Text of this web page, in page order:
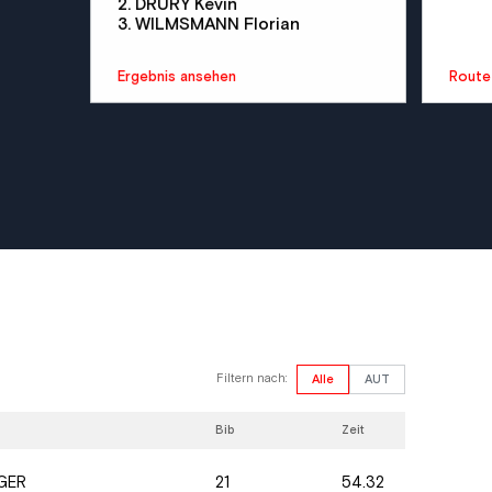
2. DRURY Kevin
3. WILMSMANN Florian
Ergebnis ansehen
Filtern nach: Alle AUT
Bib Zeit
21 54.32